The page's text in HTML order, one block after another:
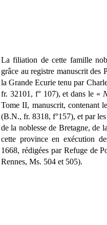
La filiation de cette famille
grâce au registre manuscrit des
la Grande Ecurie tenu par
fr. 32101, f° 107), et dans le «
Tome II, manuscrit, contenant
(B.N., fr. 8318, f°157), et par
de la noblesse de Bretagne, de
cette province en exécution
1668, rédigées par Refuge de
Rennes, Ms. 504 et 505).